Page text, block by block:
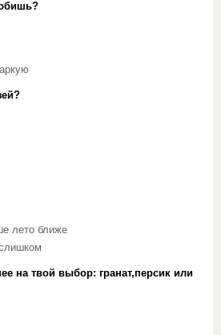
лето ближе
на твой выбор: гранат,персик или